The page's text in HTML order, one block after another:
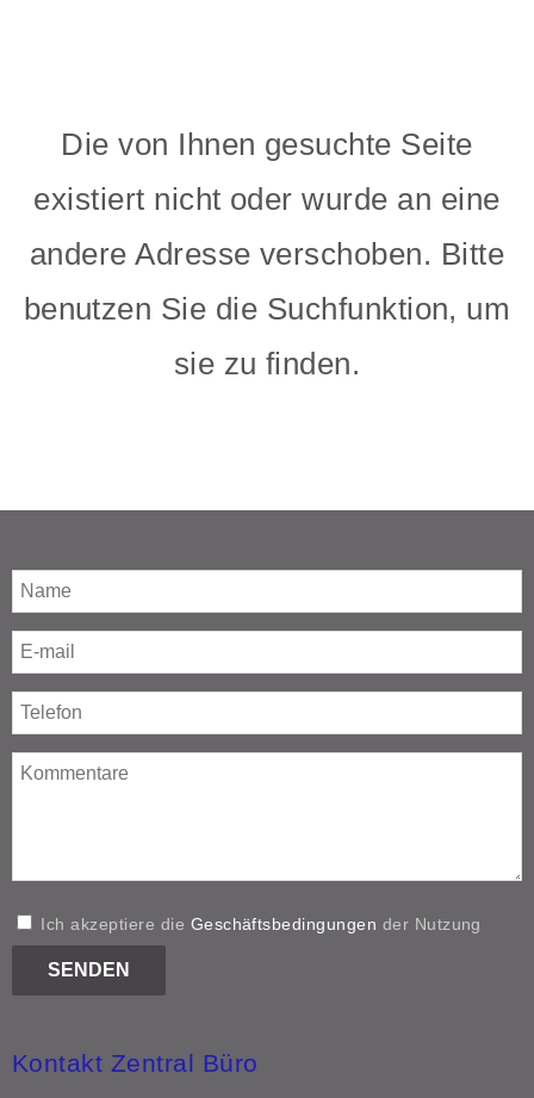
Die von Ihnen gesuchte Seite
existiert nicht oder wurde an eine
andere Adresse verschoben. Bitte
benutzen Sie die Suchfunktion, um
sie zu finden.
Ich akzeptiere die Geschäftsbedingungen der Nutzung
Kontakt Zentral Büro